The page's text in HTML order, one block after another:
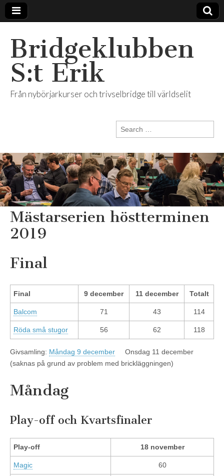
Bridgeklubben
S:t Erik
Från nybörjarkurser och trivselbridge till världselit
Search
for:
Mästarserien höstterminen
2019
Final
Final 9 december 11 december Totalt
Balcom 71 43 114
Röda små stugor 56 62 118
Givsamling: Måndag 9 december Onsdag 11 december
(saknas på grund av problem med brickläggningen)
Måndag
Play-off och Kvartsfinaler
Play-off 18 november
Magic 60